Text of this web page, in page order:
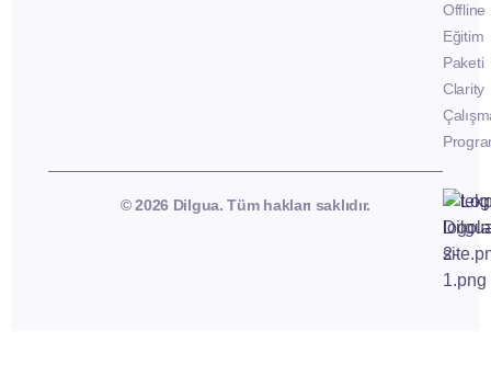
Offline
Eğitim
Paketi
Clarity
© 2026 Dilgua. Tüm hakları saklıdır.